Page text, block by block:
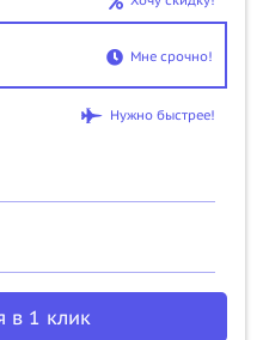
Мне срочно!
Нужно быстрее!
в 1 клик